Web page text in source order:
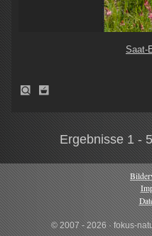
Saat-
Ergebnisse 1 -
© 2007 - 2026 · fokus-